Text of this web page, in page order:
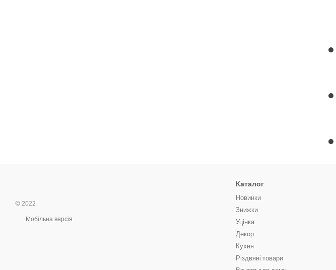
© 2022
Мобільна версія
Каталог
Новинки
Знижки
Уцінка
Декор
Кухня
Різдвяні товари